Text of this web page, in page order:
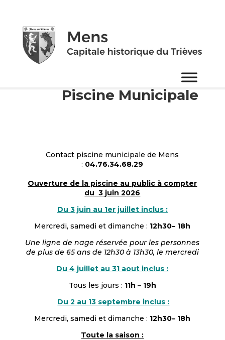
Piscine Municipale
Contact piscine municipale de Mens
: 04.76.34.68.29
Ouverture de la piscine au public à compter
du 3 juin 2026
Du 3 juin au 1er juillet inclus :
Mercredi, samedi et dimanche : 12h30– 18h
Une ligne de nage réservée pour les personnes
de plus de 65 ans de 12h30 à 13h30, le mercredi
Du 4 juillet au 31 aout inclus :
Tous les jours : 11h – 19h
Du 2 au 13 septembre inclus :
Mercredi, samedi et dimanche : 12h30– 18h
Toute la saison :